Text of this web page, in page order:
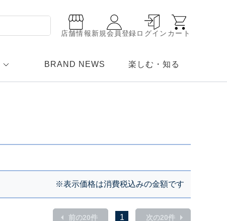
店舗情報新規会員登録ログイン カート
BRAND NEWS 楽しむ・知る
※表示価格は消費税込みの金額です
前の20件 1 次の20件